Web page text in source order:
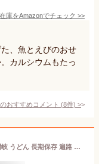
庫をAmazonでチェック >>
、魚とえびのおせ
カルシウムもたっ
おすすめコメント (8件) >
茶うどん 半生 早ゆで つゆ付 2人前 香川 讃岐 うどん 長期保存 遍路 土産 国産小麦 民サ麺業